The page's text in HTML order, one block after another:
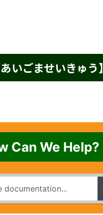
いごませいきゅう】
Can We Help?